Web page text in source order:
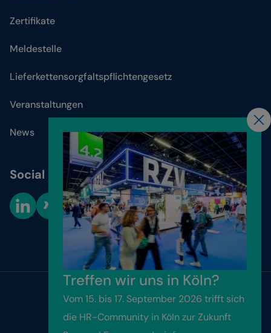
Zertifikate
Meldestelle
Lieferkettensorgfaltspflichtengesetz
Veranstaltungen
News
Social Media
Cookie-Einstellungen
Website by Friendventure
Treffen wir uns in Köln?
Vom 15. bis 17. September 2026 trifft sich
die HR-Community in Köln zur Zukunft